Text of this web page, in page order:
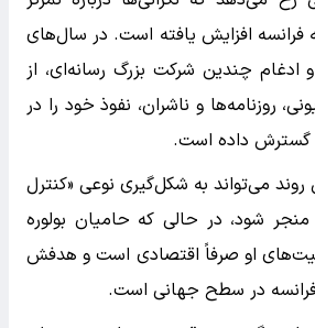
افزایش یافته است. در سال‌های
و ادغام چندین شرکت بزرگ رسانه‌ای، از
روزنامه‌ها و ناشران، نفوذ خود را در
گسترش داده است.
روند می‌تواند به شکل‌گیری نوعی «کنترل
شود، در حالی که حامیان بولوره
او صرفاً اقتصادی است و هدفش
در سطح جهانی است.